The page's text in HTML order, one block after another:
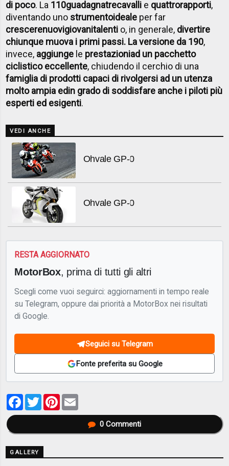
di poco. La 110guadagnatrecavalli e quattrorapporti,
diventando uno strumentoideale per far
crescerenuovigiovanitalenti o, in generale, divertire
chiunque muova i primi passi. La versione da 190,
invece, aggiunge le prestazioniad un pacchetto
ciclistico eccellente, chiudendo il cerchio di una
famiglia di prodotti capaci di rivolgersi ad un utenza
molto ampia edin grado di soddisfare anche i piloti più
esperti ed esigenti.
VEDI ANCHE
Ohvale GP-0
Ohvale GP-0
RESTA AGGIORNATO
MotorBox, prima di tutti gli altri
Scegli come vuoi seguirci: aggiornamenti in tempo reale
su Telegram, oppure dai priorità a MotorBox nei risultati
di Google.
Seguici su Telegram
Fonte preferita su Google
Facebook
TwitterPinterest
0Commenti
GALLERY